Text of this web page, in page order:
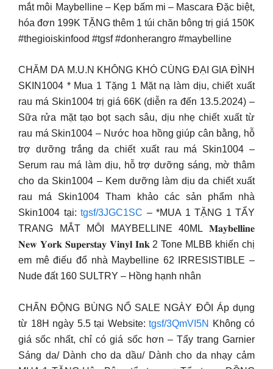
mắt môi Maybelline – Kẹp bấm mi – Mascara Đặc biệt,
hóa đơn 199K TẶNG thêm 1 túi chăn bông trị giá 150K
#thegioiskinfood #tgsf #donherangro #maybelline
CHĂM DA M.U.N KHÔNG KHÓ CÙNG ĐẠI GIA ĐÌNH
SKIN1004 * Mua 1 Tặng 1 Mặt nạ làm dịu, chiết xuất
rau má Skin1004 trị giá 66K (diễn ra đến 13.5.2024) –
Sữa rửa mặt tạo bọt sạch sâu, dịu nhẹ chiết xuất từ
rau má Skin1004 – Nước hoa hồng giúp cân bằng, hỗ
trợ dưỡng trắng da chiết xuất rau má Skin1004 –
Serum rau má làm dịu, hỗ trợ dưỡng sáng, mờ thâm
cho da Skin1004 – Kem dưỡng làm dịu da chiết xuất
rau má Skin1004 Tham khảo các sản phẩm nhà
Skin1004 tại: tgsf/3JGC1SC – *MUA 1 TẶNG 1 TẨY
TRANG MẮT MÔI MAYBELLINE 40ML 𝐌𝐚𝐲𝐛𝐞𝐥𝐥𝐢𝐧𝐞
𝐍𝐞𝐰 𝐘𝐨𝐫𝐤 𝐒𝐮𝐩𝐞𝐫𝐬𝐭𝐚𝐲 𝐕𝐢𝐧𝐲𝐥 𝐈𝐧𝐤 2 Tone MLBB khiến chị
em mê điếu đổ nhà Maybelline 62 IRRESISTIBLE –
Nude đất 160 SULTRY – Hồng hạnh nhân
CHẤN ĐỘNG BÙNG NỔ SALE NGÀY ĐÔI Áp dụng
từ 18H ngày 5.5 tại Website: tgsf/3QmVI5N
Không có
giá sốc nhất, chỉ có giá sốc hơn – Tẩy trang Garnier
Sáng da/ Dành cho da dầu/ Dành cho da nhạy cảm